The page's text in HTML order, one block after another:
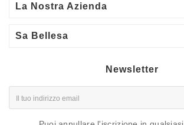
La Nostra Azienda
Sa Bellesa
Newsletter